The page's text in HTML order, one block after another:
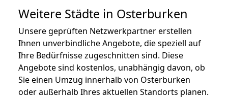
Weitere Städte in Osterburken
Unsere geprüften Netzwerkpartner erstellen
Ihnen unverbindliche Angebote, die speziell auf
Ihre Bedürfnisse zugeschnitten sind. Diese
Angebote sind kostenlos, unabhängig davon, ob
Sie einen Umzug innerhalb von Osterburken
oder außerhalb Ihres aktuellen Standorts planen.